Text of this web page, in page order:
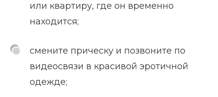
или квартиру, где он временно
находится;
смените прическу и позвоните по
видеосвязи в красивой эротичной
одежде;